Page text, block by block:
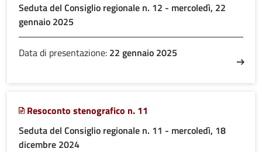
Seduta del Consiglio regionale n. 12 - mercoledì, 22
gennaio 2025
Data di presentazione: 22 gennaio 2025
Resoconto stenografico n. 11
Seduta del Consiglio regionale n. 11 - mercoledì, 18
dicembre 2024